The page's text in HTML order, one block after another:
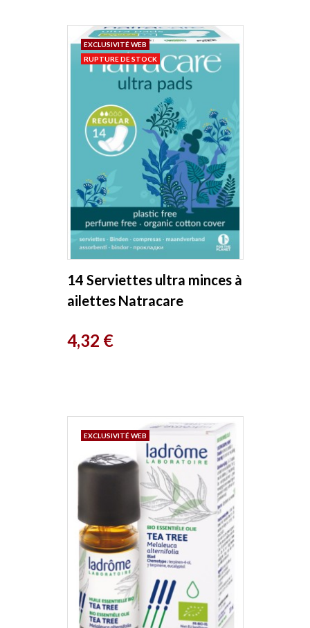
14 Serviettes ultra minces à
ailettes Natracare
Prix
4,32 €
EXCLUSIVITÉ WEB
RUPTURE DE STOCK
EXCLUSIVITÉ WEB